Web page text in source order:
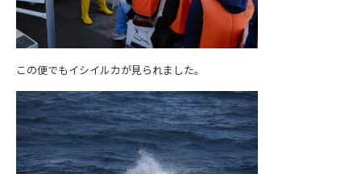
この便でもイシイルカが見られました。